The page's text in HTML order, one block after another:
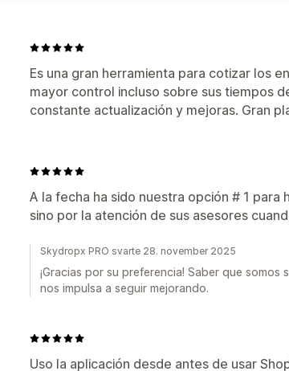
Es una gran herramienta para cotizar los
mayor control incluso sobre sus tiempos
constante actualización y mejoras. Gran
A la fecha ha sido nuestra opción # 1
sino por la atención de sus asesores
Skydropx PRO svarte 28. november 2025
¡Gracias por su preferencia! Saber que
nos impulsa a seguir mejorando.
Uso la aplicación desde antes de usar